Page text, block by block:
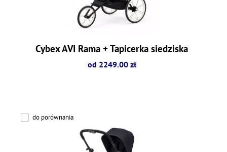
Cybex AVI Rama + Tapicerka siedziska
od 2249.00 zł
do porównania